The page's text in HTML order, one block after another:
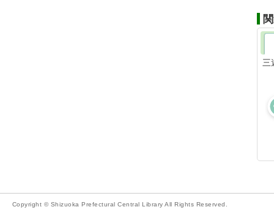
三
Copyright © Shizuoka Prefectural Central Library All Rights Reserved.